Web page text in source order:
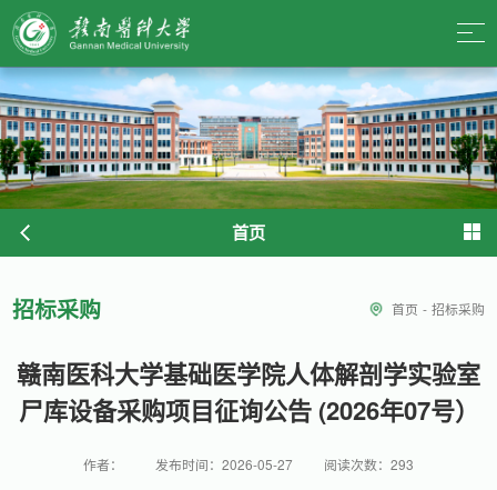
首页
招标采购 首页 - 招标采购
赣南医科大学基础医学院人体解剖学实验室
尸库设备采购项目征询公告 (2026年07号）
作者： 发布时间：2026-05-27 阅读次数： 293